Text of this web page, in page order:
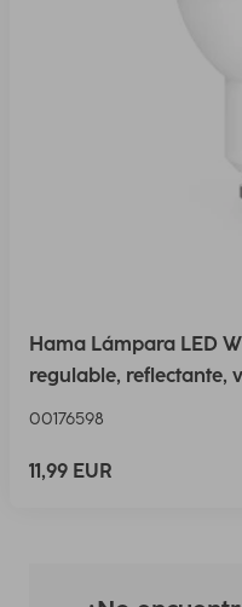
Hama Lámpara LED
regulable, reflectante,
00176598
11,99 EUR